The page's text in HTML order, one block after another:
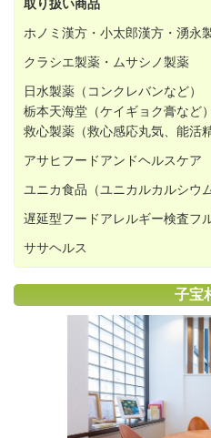
取り扱い商品
ホノミ漢方・小太郎漢方・湧永
クラシエ製薬・ムサシノ製薬
日水製薬（コンクレバンなど）
栃本天海堂（ケイギョク膏など）
救心製薬（救心感応丸気、能活
アサヒフードアンドヘルスケア
ユニカ食品（ユニカルカルシウ
遅延型フードアレルギー検査フ
ササヘルス
子宝